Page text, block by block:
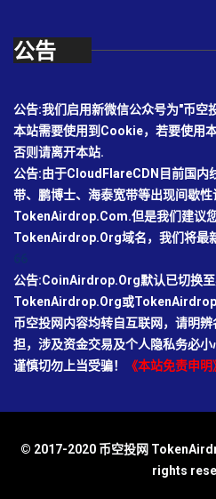
公告
公告:我们启用新微信公众号为"币空
本站需要使用到Cookie，若要使用
否则请离开本站.
公告:由于CloudFlareCDN目前国内
带、鹏博士、海泰宽带等出现间歇
TokenAirdrop.Com.但是我们建议
TokenAirdrop.Org域名，我们将最
公告:CoinAirdrop.Org默认已切换至
TokenAirdrop.Org或
币空投网内容均转自互联网，请明
担，涉及资金交易及个人隐私务必
谨慎切勿上当受骗！
《本站免责申明
© 2017-2020 币空投网
rights